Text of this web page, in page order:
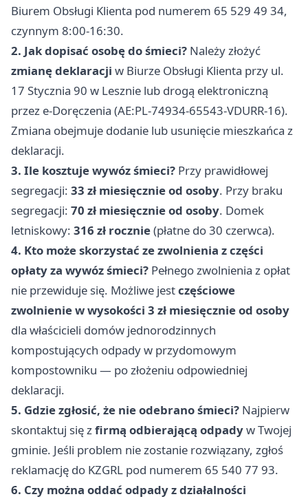
Biurem Obsługi Klienta pod numerem 65 529 49 34,
czynnym 8:00-16:30.
2. Jak dopisać osobę do śmieci? Należy złożyć
zmianę deklaracji w Biurze Obsługi Klienta przy ul.
17 Stycznia 90 w Lesznie lub drogą elektroniczną
przez e-Doręczenia (AE:PL-74934-65543-VDURR-16).
Zmiana obejmuje dodanie lub usunięcie mieszkańca z
deklaracji.
3. Ile kosztuje wywóz śmieci? Przy prawidłowej
segregacji: 33 zł miesięcznie od osoby. Przy braku
segregacji: 70 zł miesięcznie od osoby. Domek
letniskowy: 316 zł rocznie(płatne do 30 czerwca).
4. Kto może skorzystać ze zwolnienia z części
opłaty za wywóz śmieci? Pełnego zwolnienia z opłat
nie przewiduje się. Możliwe jestczęściowe
zwolnienie w wysokości 3 zł miesięcznie od osoby
dla właścicieli domów jednorodzinnych
kompostujących odpady w przydomowym
kompostowniku — po złożeniu odpowiedniej
deklaracji.
5. Gdzie zgłosić, że nie odebrano śmieci? Najpierw
skontaktuj się zfirmą odbierającą odpadyw Twojej
gminie. Jeśli problem nie zostanie rozwiązany, zgłoś
reklamację do KZGRL pod numerem 65 540 77 93.
6. Czy można oddać odpady z działalności